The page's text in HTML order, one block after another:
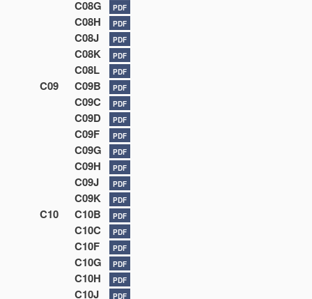
C08G PDF
C08H PDF
C08J PDF
C08K PDF
C08L PDF
C09 C09B PDF
C09C PDF
C09D PDF
C09F PDF
C09G PDF
C09H PDF
C09J PDF
C09K PDF
C10 C10B PDF
C10C PDF
C10F PDF
C10G PDF
C10H PDF
C10J PDF